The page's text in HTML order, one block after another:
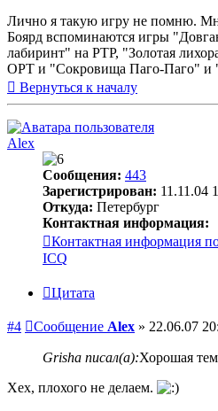
Лично я такую игру не помню.
Боярд вспоминаются игры
лабиринт" на РТР, "Золотая
ОРТ и "Сокровища Паго-Паго" и
Вернуться к началу
Alex
Сообщения: 443
Зарегистрирован: 11.11.04
Откуда: Петербург
Контактная информация:
Контактная информация
ICQ
Цитата
#4 Сообщение Alex » 22.06.07
Grisha писал(а):Хорошая
Хех, плохого не делаем.